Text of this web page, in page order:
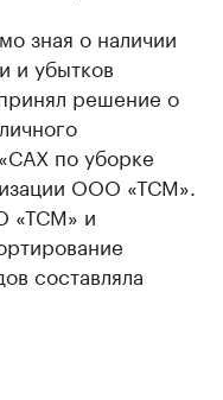
зная о наличии
и убытков
решение о
по уборке
ООО «ТСМ».
«ТСМ» и
составляла